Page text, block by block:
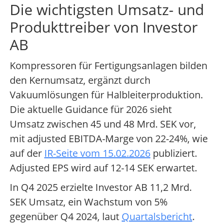
Die wichtigsten Umsatz- und
Produkttreiber von Investor
AB
Kompressoren für Fertigungsanlagen bilden
den Kernumsatz, ergänzt durch
Vakuumlösungen für Halbleiterproduktion.
Die aktuelle Guidance für 2026 sieht
Umsatz zwischen 45 und 48 Mrd. SEK vor,
mit adjusted EBITDA-Marge von 22-24%, wie
auf der IR-Seite vom 15.02.2026 publiziert.
Adjusted EPS wird auf 12-14 SEK erwartet.
In Q4 2025 erzielte Investor AB 11,2 Mrd.
SEK Umsatz, ein Wachstum von 5%
gegenüber Q4 2024, laut Quartalsbericht.